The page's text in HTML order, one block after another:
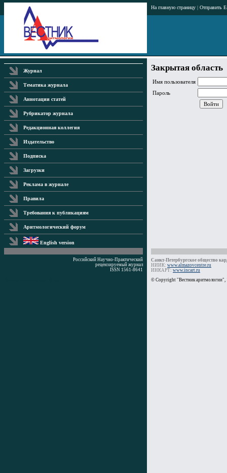
На главную страницу | Отправить
Журнал
Тематика журнала
Аннотации статей
Рубрикатор журнала
Редакционная коллегия
Издательство
Подписка
Загрузки
Реклама в журнале
Правила
Требования к публикациям
Аритмологический форум
English version
Закрытая область
Имя пользователя
Пароль
Российский Научно-Практический
рецензируемый журнал
ISSN 1561-8641
Санкт-Петербургское общество
НИИК: www.almazovcentre.ru
ИНКАРТ: www.incart.ru
© Copyright "Вестник аритмологии",